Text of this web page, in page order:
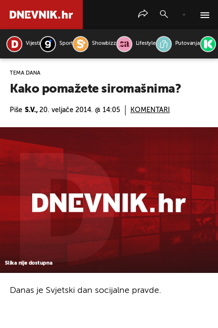
Vijesti Sport Showbizz Lifestyle Putovanja
TEMA DANA
Kako pomažete siromašnima?
Piše S.V., 20. veljače 2014. @ 14:05 KOMENTARI
Slika nije dostupna
Danas je Svjetski dan socijalne pravde.
PRETRAŽITE VIJESTI